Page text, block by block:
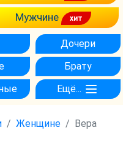
Мужчине
Дочери
Брату
Ещё...
Женщине Вера